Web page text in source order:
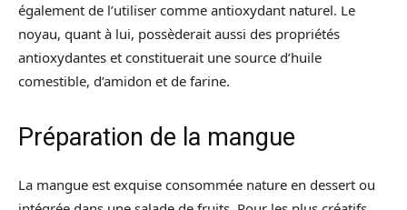
également de l’utiliser comme antioxydant naturel. Le
noyau, quant à lui, possèderait aussi des propriétés
antioxydantes et constituerait une source d’huile
comestible, d’amidon et de farine.
Préparation de la mangue
La mangue est exquise consommée nature en dessert ou